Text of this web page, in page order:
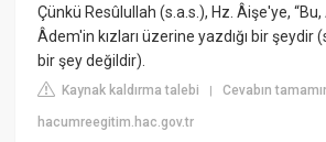
Çünkü Resûlullah (s.a.s.), Hz. Âişe'ye, “Bu,
Âdem'in kızları üzerine yazdığı bir şeydir
bir şey değildir).
Kaynak kaldırma talebi |Cevabın
hacumreegitim.hac.gov.tr